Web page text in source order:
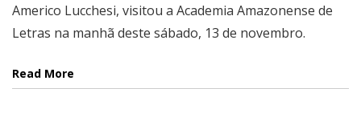
Americo Lucchesi, visitou a Academia Amazonense de
Letras na manhã deste sábado, 13 de novembro.
Read More